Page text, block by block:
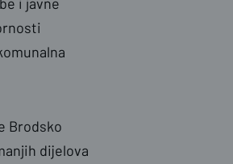
Brodsko
dijelova